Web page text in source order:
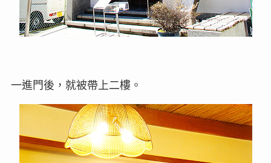
一進門後，就被帶上二樓。